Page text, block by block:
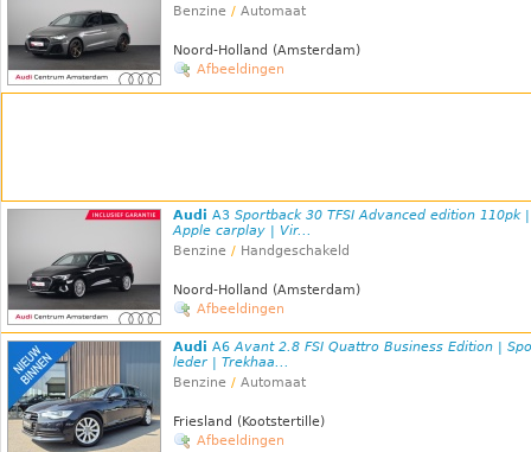
Benzine / Automaat
Noord-Holland (Amsterdam)
Afbeeldingen
Audi A3 Sportback 30 TFSI Advanced edition 110pk |
Apple carplay | Vir...
Benzine / Handgeschakeld
Noord-Holland (Amsterdam)
Afbeeldingen
Audi A6 Avant 2.8 FSI Quattro Business Edition |
leder | Trekhaa...
Benzine / Automaat
Friesland (Kootstertille)
Afbeeldingen